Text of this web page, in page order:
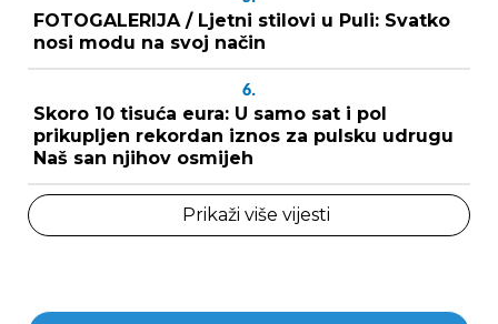
FOTOGALERIJA / Ljetni stilovi u Puli: Svatko
nosi modu na svoj način
6.
Skoro 10 tisuća eura: U samo sat i pol
prikupljen rekordan iznos za pulsku udrugu
Naš san njihov osmijeh
Prikaži više vijesti